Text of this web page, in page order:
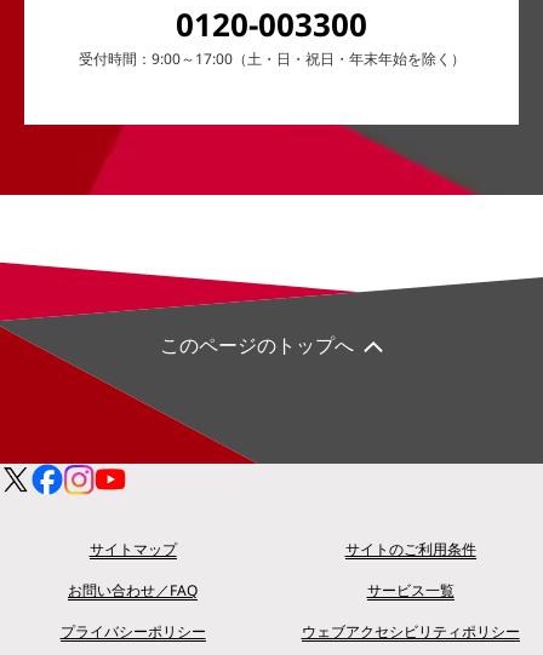
0120-003300
受付時間：9:00～17:00（土・日・祝日・年末年始を除く）
このページのトップへ
サイトマップ
サイトのご利用条件
お問い合わせ／FAQ
サービス一覧
プライバシーポリシー
ウェブアクセシビリティポリシー